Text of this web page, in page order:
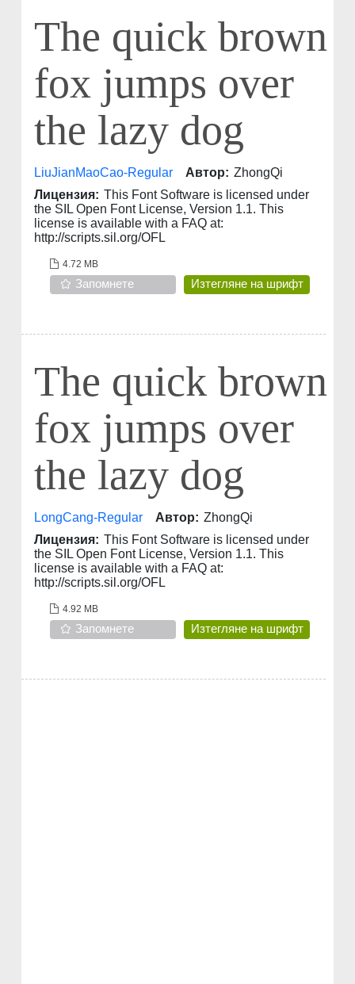
The quick brown
fox jumps over
the lazy dog
LiuJianMaoCao-Regular Автор: ZhongQi
Лицензия: This Font Software is licensed under
the SIL Open Font License, Version 1.1. This
license is available with a FAQ at:
http://scripts.sil.org/OFL
4.72 MB
Запомнете Изтегляне на шрифт
The quick brown
fox jumps over
the lazy dog
LongCang-Regular Автор: ZhongQi
Лицензия: This Font Software is licensed under
the SIL Open Font License, Version 1.1. This
license is available with a FAQ at:
http://scripts.sil.org/OFL
4.92 MB
Запомнете Изтегляне на шрифт